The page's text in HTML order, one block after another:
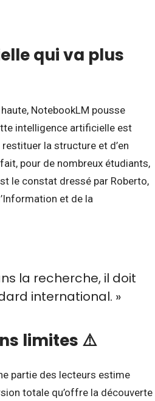
qui va plus
NotebookLM pousse
intelligence artificielle est
restituer la structure et d’en
pour de nombreux étudiants,
le constat dressé par Roberto,
et de la
la recherche, il doit
international. »
limites ⚠️
partie des lecteurs estime
totale qu’offre la découverte